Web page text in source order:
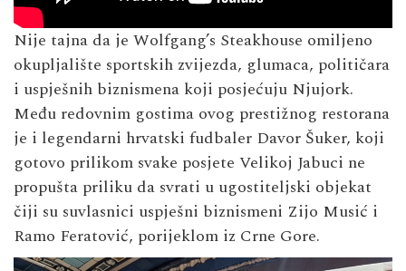
Nije tajna da je Wolfgang’s Steakhouse omiljeno
okupljalište sportskih zvijezda, glumaca, političara
i uspješnih biznismena koji posjećuju Njujork.
Među redovnim gostima ovog prestižnog restorana
je i legendarni hrvatski fudbaler Davor Šuker, koji
gotovo prilikom svake posjete Velikoj Jabuci ne
propušta priliku da svrati u ugostiteljski objekat
čiji su suvlasnici uspješni biznismeni Zijo Musić i
Ramo Feratović, porijeklom iz Crne Gore.